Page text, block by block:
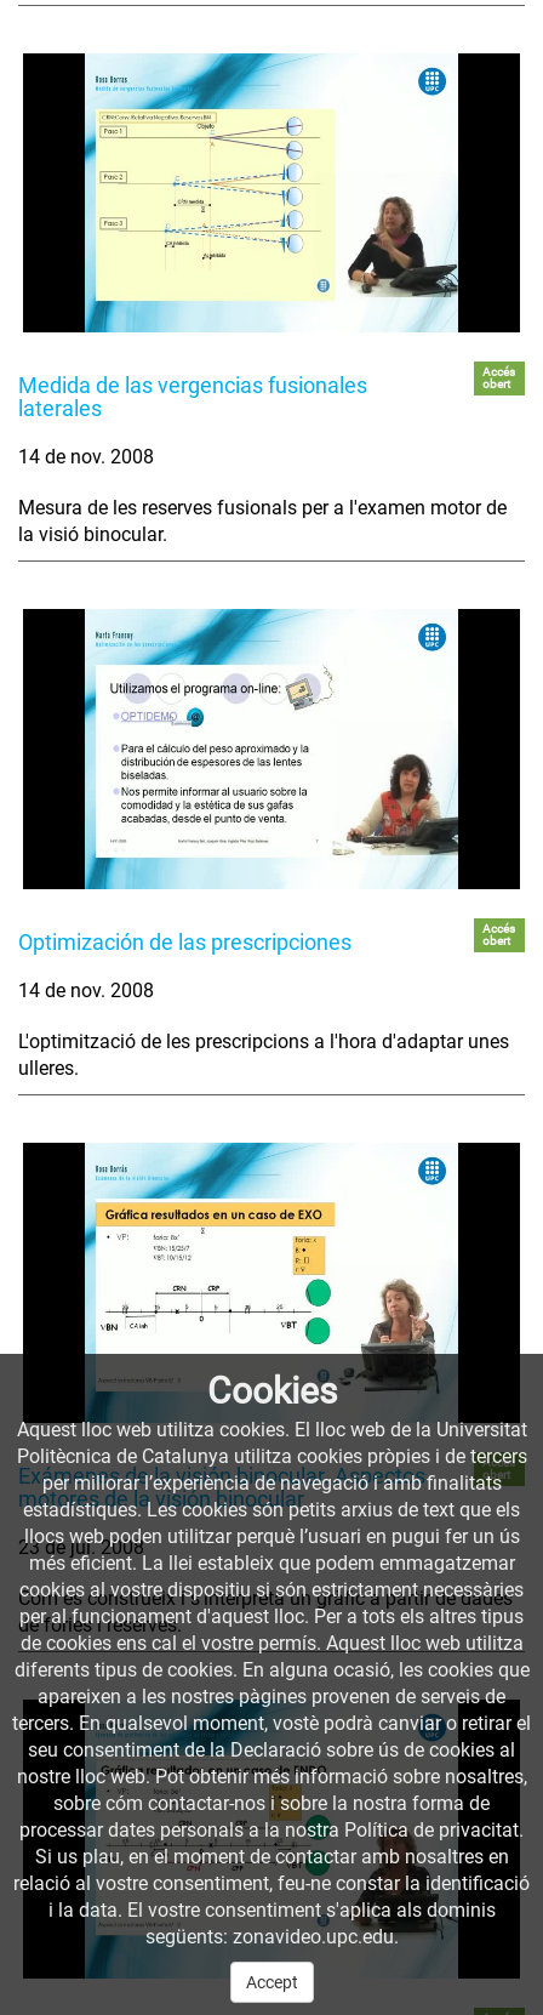
Medida de las vergencias fusionales
laterales
Accés
obert
14 de nov. 2008
Mesura de les reserves fusionals per a l'examen motor de
la visió binocular.
Optimización de las prescripciones
Accés
obert
14 de nov. 2008
L'optimització de les prescripcions a l'hora d'adaptar unes
ulleres.
Exámenes de la visión binocular. Aspectos
motores de la visión binocular
Accés
obert
23 de jul. 2008
Com es construeix i s'interpreta un gràfic a partir de dades
de fòries i reserves.
Cookies
Aquest lloc web utilitza cookies. El lloc web de la Universitat
Politècnica de Catalunya utilitza cookies pròpies i de tercers
per millorar l’experiència de navegació i amb finalitats
estadístiques. Les cookies són petits arxius de text que els
llocs web poden utilitzar perquè l’usuari en pugui fer un ús
més eficient. La llei estableix que podem emmagatzemar
cookies al vostre dispositiu si són estrictament necessàries
per al funcionament d'aquest lloc. Per a tots els altres tipus
de cookies ens cal el vostre permís. Aquest lloc web utilitza
diferents tipus de cookies. En alguna ocasió, les cookies que
apareixen a les nostres pàgines provenen de serveis de
tercers. En qualsevol moment, vostè podrà canviar o retirar el
seu consentiment de la Declaració sobre ús de cookies al
nostre lloc web. Pot obtenir més informació sobre nosaltres,
sobre cóm contactar-nos i sobre la nostra forma de
processar dates personals a la nostra Política de privacitat.
Si us plau, en el moment de contactar amb nosaltres en
relació al vostre consentiment, feu-ne constar la identificació
i la data. El vostre consentiment s'aplica als dominis
següents: zonavideo.upc.edu.
Accept